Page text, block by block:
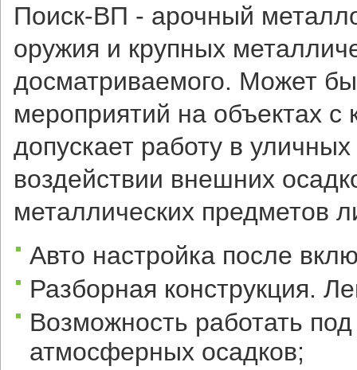
Поиск-ВП - арочный
оружия и крупных
досматриваемого. Может
мероприятий на объектах
допускает работу в
воздействии внешних
металлических предметов
Авто настройка после
Разборная конструкция.
Возможность работать
атмосферных осадков;